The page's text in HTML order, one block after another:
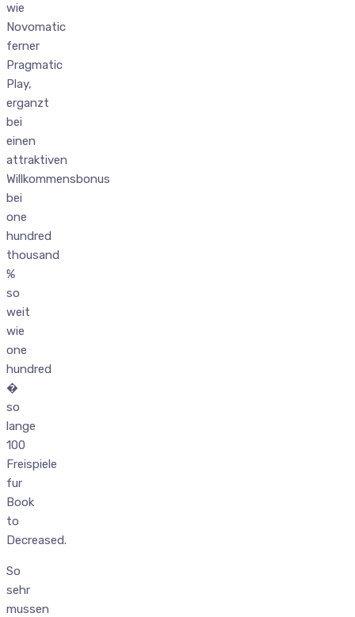
wie
Novomatic
ferner
Pragmatic
Play,
erganzt
bei
einen
attraktiven
Willkommensbonus
bei
one
hundred
thousand
%
so
weit
wie
one
hundred
�
so
lange
100
Freispiele
fur
Book
to
Decreased.
So
sehr
mussen